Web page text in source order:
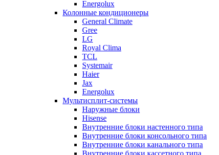
Energolux
Колонные кондиционеры
General Climate
Gree
LG
Royal Clima
TCL
Systemair
Haier
Jax
Energolux
Мультисплит-системы
Наружные блоки
Hisense
Внутренние блоки настенного типа
Внутренние блоки консольного типа
Внутренние блоки канального типа
Внутренние блоки кассетного типа